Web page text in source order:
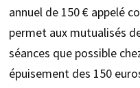
annuel de 150 € appelé
permet aux mutualisés
séances que possible
épuisement des 150